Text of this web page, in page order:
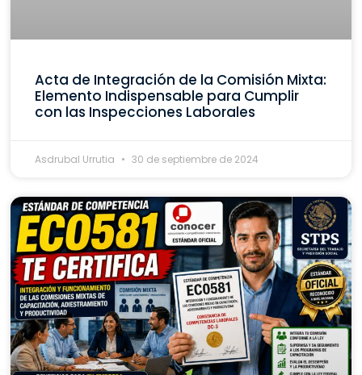
Acta de Integración de la Comisión Mixta:
Elemento Indispensable para Cumplir
con las Inspecciones Laborales
Asdrubal Urrutia 30 de septiembre de 2024